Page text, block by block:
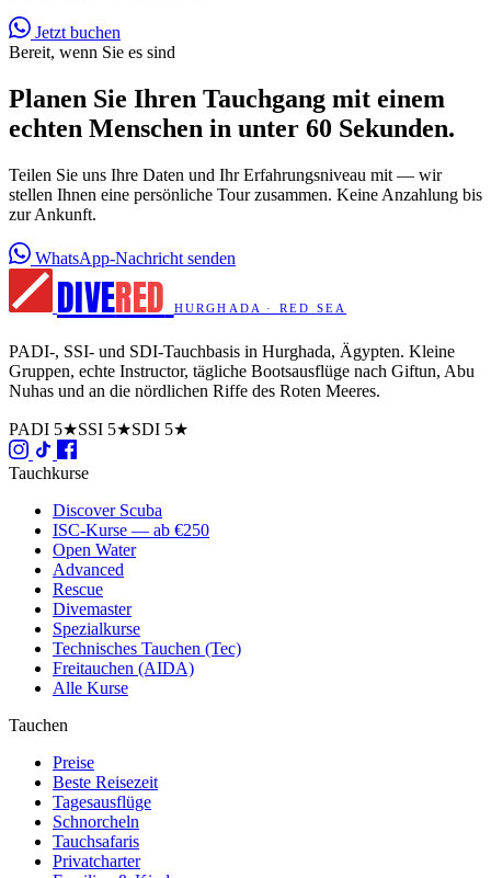
Jetzt buchen
Bereit, wenn Sie es sind
Planen Sie Ihren Tauchgang mit einem
echten Menschen in unter 60 Sekunden.
Teilen Sie uns Ihre Daten und Ihr Erfahrungsniveau mit — wir
stellen Ihnen eine persönliche Tour zusammen. Keine Anzahlung bis
zur Ankunft.
WhatsApp-Nachricht senden
DIVERED HURGHADA · RED SEA
PADI-, SSI- und SDI-Tauchbasis in Hurghada, Ägypten. Kleine
Gruppen, echte Instructor, tägliche Bootsausflüge nach Giftun, Abu
Nuhas und an die nördlichen Riffe des Roten Meeres.
PADI 5★SSI 5★SDI 5★
Tauchkurse
Discover Scuba
ISC-Kurse — ab €250
Open Water
Advanced
Rescue
Divemaster
Spezialkurse
Technisches Tauchen (Tec)
Freitauchen (AIDA)
Alle Kurse
Tauchen
Preise
Beste Reisezeit
Tagesausflüge
Schnorcheln
Tauchsafaris
Privatcharter